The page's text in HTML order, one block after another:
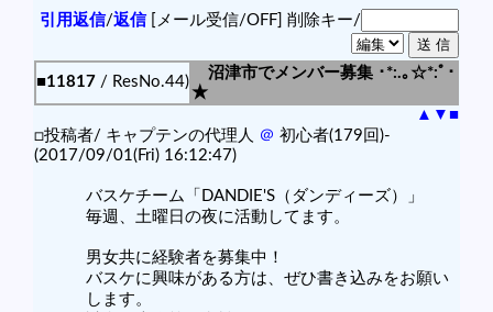
引用返信/返信[メール受信/OFF] 削除キー/
■11817 / ResNo.44)
沼津市でメンバー募集 ･*:.｡☆*:ﾟ･
★
▲ ▼ ■
□投稿者/ キャプテンの代理人 ＠ 初心者(179回)-
(2017/09/01(Fri) 16:12:47)
バスケチーム「DANDIE'S（ダンディーズ）」
毎週、土曜日の夜に活動してます。
男女共に経験者を募集中！
バスケに興味がある方は、ぜひ書き込みをお願い
します。